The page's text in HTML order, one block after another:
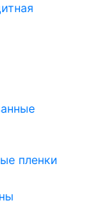
пленки